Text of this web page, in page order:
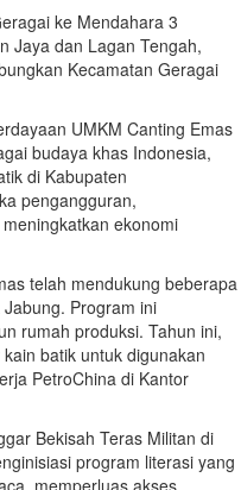
ke Mendahara 3
Jaya dan Lagan Tengah,
Kecamatan Geragai
UMKM Canting Emas
budaya khas Indonesia,
di Kabupaten
pengangguran,
ekonomi
telah mendukung beberapa
Program ini
rumah produksi. Tahun ini,
batik untuk digunakan
PetroChina di Kantor
Bekisah Teras Militan di
program literasi yang